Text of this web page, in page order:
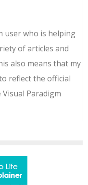
user who is helping
of articles and
also means that my
reflect the official
Paradigm